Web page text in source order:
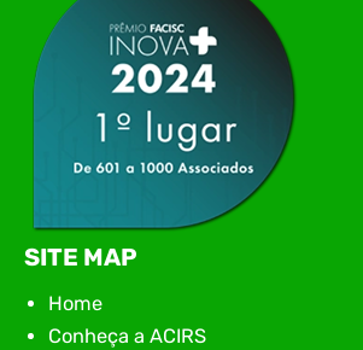
SITE MAP
Home
Conheça a ACIRS